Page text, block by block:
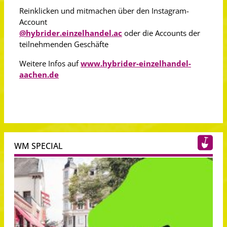
Reinklicken und mitmachen über den Instagram-
Account
@hybrider.einzelhandel.ac oder die Accounts der
teilnehmenden Geschäfte
Weitere Infos aufwww.hybrider-einzelhandel-
aachen.de
WM SPECIAL